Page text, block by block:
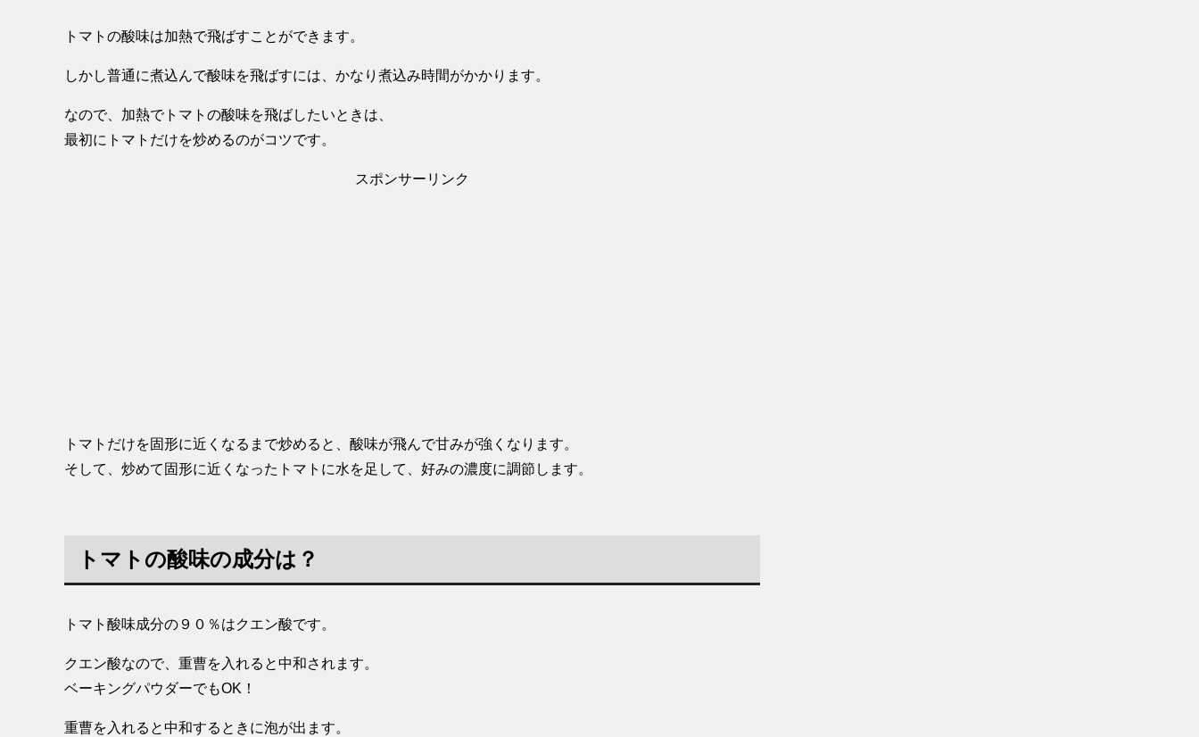
トマトの酸味は加熱で飛ばすことができます。
しかし普通に煮込んで酸味を飛ばすには、かなり煮込み時間がかかります。
なので、加熱でトマトの酸味を飛ばしたいときは、
最初にトマトだけを炒めるのがコツです。
スポンサーリンク
トマトだけを固形に近くなるまで炒めると、酸味が飛んで甘みが強くなります。
そして、炒めて固形に近くなったトマトに水を足して、好みの濃度に調節します。
トマトの酸味の成分は？
トマト酸味成分の９０％はクエン酸です。
クエン酸なので、重曹を入れると中和されます。
ベーキングパウダーでもOK！
重曹を入れると中和するときに泡が出ます。